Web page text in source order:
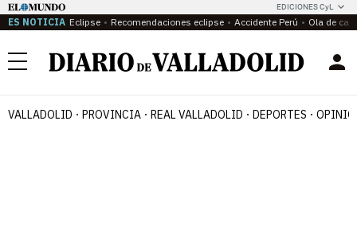
EDICIONES CyL
ES NOTICIA Eclipse Recomendaciones eclipse Accidente Perú Ola de
Menú
VALLADOLID PROVINCIA REAL VALLADOLID DEPORTES